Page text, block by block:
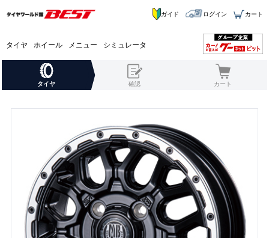
タイヤ ホイール メニュー シミュレータ
ガイド ログイン カート
タイヤ 確認 カート